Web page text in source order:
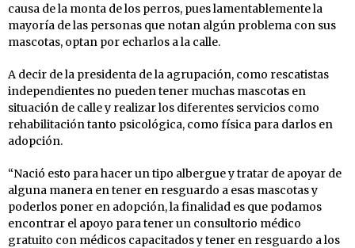
causa de la monta de los perros, pues lamentablemente la
mayoría de las personas que notan algún problema con sus
mascotas, optan por echarlos a la calle.
A decir de la presidenta de la agrupación, como rescatistas
independientes no pueden tener muchas mascotas en
situación de calle y realizar los diferentes servicios como
rehabilitación tanto psicológica, como física para darlos en
adopción.
“Nació esto para hacer un tipo albergue y tratar de apoyar de
alguna manera en tener en resguardo a esas mascotas y
poderlos poner en adopción, la finalidad es que podamos
encontrar el apoyo para tener un consultorio médico
gratuito con médicos capacitados y tener en resguardo a los